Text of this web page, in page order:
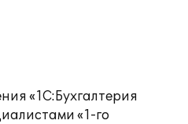
«1С:Бухгалтерия
«1-го